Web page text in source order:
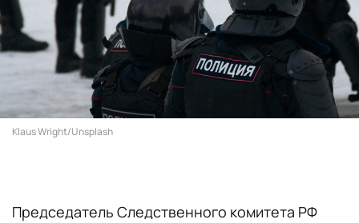
Klaus Wright/Unsplash
Председатель Следственного комитета РФ